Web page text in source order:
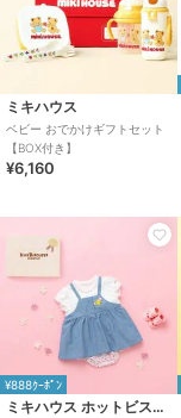
ミキハウス
ベビー おでかけギフトセット
【BOX付き】
¥6,160
¥888ｸｰﾎﾟﾝ
ミキハウス ホットビスケッツ